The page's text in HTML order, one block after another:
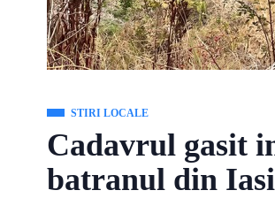
STIRI LOCALE
Cadavrul gasit
batranul din